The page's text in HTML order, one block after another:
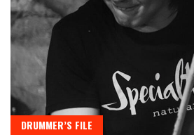
DRUMMER’S FILE